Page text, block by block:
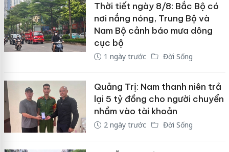
Thời tiết ngày 8/8: Bắc Bộ có
nơi nắng nóng, Trung Bộ và
Nam Bộ cảnh báo mưa dông
cục bộ
1 ngày trước Đời Sống
Quảng Trị: Nam thanh niên trả
lại 5 tỷ đồng cho người chuyển
nhầm vào tài khoản
2 ngày trước Đời Sống